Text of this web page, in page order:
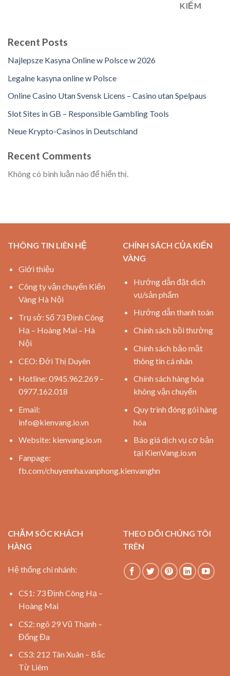
KIẾM
Recent Posts
Najlepsze Kasyna Online w Polsce w 2026
Legalne kasyna online w Polsce
Online Casino Utan Svensk Licens – Casino utan Spelpaus
Slot Sites in GB – Responsible Gambling Tools
Neue Krypto-Casinos in Deutschland
Recent Comments
Không có bình luận nào để hiển thị.
THÔNG TIN LIÊN HỆ
Giới thiệu
Công ty vận chuyển Kiến
Vàng Hà Nội
Trụ sở: Số 73 Định Công
Hạ – Hoàng Mai – Hà
Nội
CEO: Đới Thị Duyên
Hotline: 0945.962.269 –
0977.162.018
Email:
info@kienvang.io.vn
Website: kienvang.io.vn
Fanpage:
fb.com/chuyennha.vanphong.kienvanghn
CHÍNH SÁCH CỦA KIẾN
VÀNG
Hướng dẫn đặt dịch
vụ/sản phẩm
Hướng dẫn thanh toán
Chính sách bồi thường
Chính sách bảo mật
thông tin cá nhân
Chính sách hàng hóa
không vận chuyển
Quy trình đóng gói hàng
hóa
Báo giá dịch vụ cơ bản
tại KienVang.io.vn
CHĂM SÓC KHÁCH
HÀNG
Hệ thống chi nhánh:
CS1: 73 Định Công Hạ –
Hoàng Mai
CS2: ngõ 29 Vũ Thạnh –
Đống Đa
CS3: 212 Tân Xuân – Bắc
Từ Liêm
THEO DÕI CHÚNG TÔI
TRÊN